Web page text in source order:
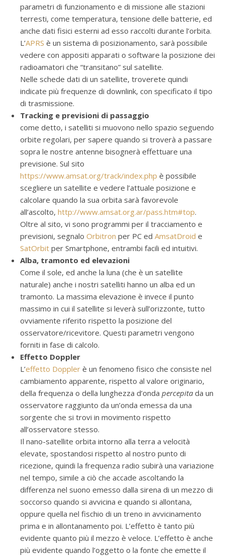
parametri di funzionamento e di missione alle stazioni
terresti, come temperatura, tensione delle batterie, ed
anche dati fisici esterni ad esso raccolti durante l’orbita.
L’APRS è un sistema di posizionamento, sarà possibile
vedere con appositi apparati o software la posizione dei
radioamatori che “transitano” sul satellite.
Nelle schede dati di un satellite, troverete quindi
indicate più frequenze di downlink, con specificato il tipo
di trasmissione.
Tracking e previsioni di passaggio
come detto, i satelliti si muovono nello spazio seguendo
orbite regolari, per sapere quando si troverà a passare
sopra le nostre antenne bisognerà effettuare una
previsione. Sul sito
https://www.amsat.org/track/index.php è possibile
scegliere un satellite e vedere l’attuale posizione e
calcolare quando la sua orbita sarà favorevole
all’ascolto, http://www.amsat.org.ar/pass.htm#top.
Oltre al sito, vi sono programmi per il tracciamento e
previsioni, segnalo Orbitron per PC ed AmsatDroid e
SatOrbit per Smartphone, entrambi facili ed intuitivi.
Alba, tramonto ed elevazioni
Come il sole, ed anche la luna (che è un satellite
naturale) anche i nostri satelliti hanno un alba ed un
tramonto. La massima elevazione è invece il punto
massimo in cui il satellite si leverà sull’orizzonte, tutto
ovviamente riferito rispetto la posizione del
osservatore/ricevitore. Questi parametri vengono
forniti in fase di calcolo.
Effetto Doppler
L’effetto Doppler è un fenomeno fisico che consiste nel
cambiamento apparente, rispetto al valore originario,
della frequenza o della lunghezza d’onda percepita da un
osservatore raggiunto da un’onda emessa da una
sorgente che si trovi in movimento rispetto
all’osservatore stesso.
Il nano-satellite orbita intorno alla terra a velocità
elevate, spostandosi rispetto al nostro punto di
ricezione, quindi la frequenza radio subirà una variazione
nel tempo, simile a ciò che accade ascoltando la
differenza nel suono emesso dalla sirena di un mezzo di
soccorso quando si avvicina e quando si allontana,
oppure quella nel fischio di un treno in avvicinamento
prima e in allontanamento poi. L’effetto è tanto più
evidente quanto più il mezzo è veloce. L’effetto è anche
più evidente quando l’oggetto o la fonte che emette il